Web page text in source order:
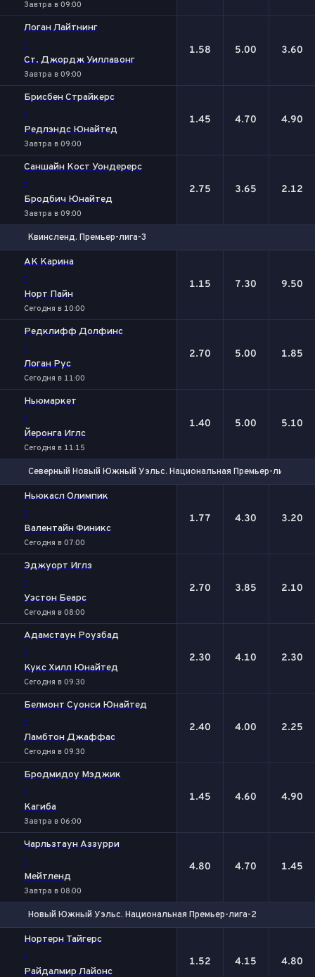
Завтра в 09:00
Логан Лайтнинг
-
Ст. Джордж Уиллавонг
Завтра в 09:00
1.58 5.00 3.60
Брисбен Страйкерс
-
Редлэндс Юнайтед
Завтра в 09:00
1.45 4.70 4.90
Саншайн Кост Уондерерс
-
Бродбич Юнайтед
Завтра в 09:00
2.75 3.65 2.12
Квинсленд. Премьер-лига-3
АК Карина
-
Норт Пайн
Сегодня в 10:00
1.15 7.30 9.50
Редклифф Долфинс
-
Логан Рус
Сегодня в 11:00
2.70 5.00 1.85
Ньюмаркет
-
Йеронга Иглс
Сегодня в 11:15
1.40 5.00 5.10
Северный Новый Южный Уэльс. Национальная Премьер-лига
Ньюкасл Олимпик
-
Валентайн Финикс
Сегодня в 07:00
1.77 4.30 3.20
Эджуорт Иглз
-
Уэстон Беарс
Сегодня в 08:00
2.70 3.85 2.10
Адамстаун Роузбад
-
Кукс Хилл Юнайтед
Сегодня в 09:30
2.30 4.10 2.30
Белмонт Суонси Юнайтед
-
Ламбтон Джаффас
Сегодня в 09:30
2.40 4.00 2.25
Бродмидоу Мэджик
-
Кагиба
Завтра в 06:00
1.45 4.60 4.90
Чарльзтаун Аззурри
-
Мейтленд
Завтра в 08:00
4.80 4.70 1.45
Новый Южный Уэльс. Национальная Премьер-лига-2
Нортерн Тайгерс
-
Райдалмир Лайонс
1.52 4.15 4.80